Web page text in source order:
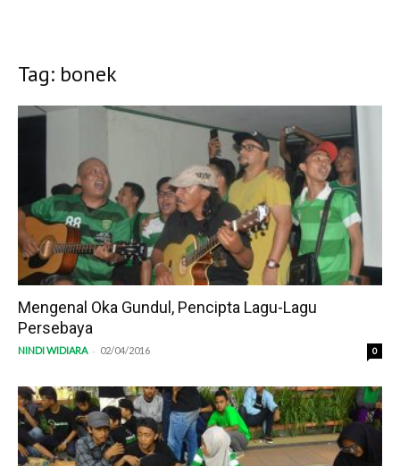
Tag: bonek
Mengenal Oka Gundul, Pencipta Lagu-Lagu
Persebaya
NINDI WIDIARA - 02/04/2016 0